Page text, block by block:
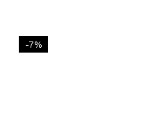
-7%